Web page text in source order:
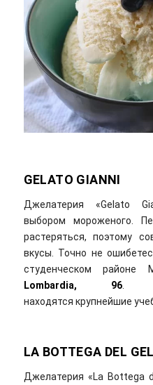
GELATO GIANNI
Джелатерия «Gelato
выбором мороженого.
растеряться, поэтому
вкусы. Точно не
студенческом
Lombardia, 96. В
находятся крупнейшие
LA BOTTEGA DEL
Джелатерия «La Bottega